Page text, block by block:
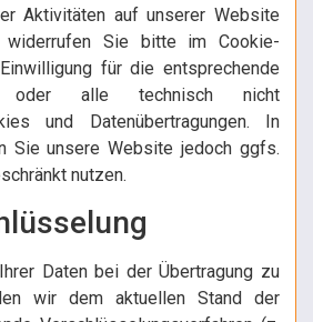
Aktivitäten auf unserer Website
widerrufen Sie bitte im Cookie-
für die entsprechende
oder alle technisch nicht
und Datenübertragungen. In
Sie unsere Website jedoch ggfs.
nutzen.
Daten bei der Übertragung zu
wir dem aktuellen Stand der